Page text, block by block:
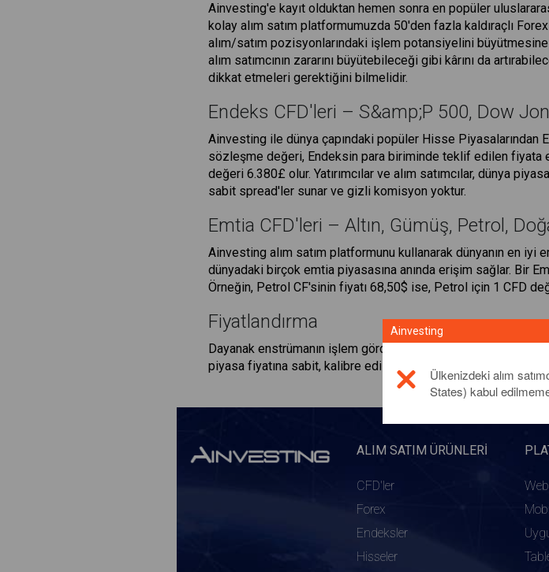
Ainvesting'e kayıt olduktan hemen sonra en popüler
kolay alım satım platformumuzda 50'den fazla kaldıraçlı Forex
alım/satım pozisyonlarındaki işlem potansiyelini büyütmesine
alım satımcının zararını büyütebileceği gibi kârını da
dikkat etmeleri gerektiğini bilmelidir.
Endeks CFD'leri – S&amp;P 500, Dow
Ainvesting ile dünya çapındaki popüler Hisse
sözleşme değeri, Endeksin para biriminde teklif edilen fiyata
değeri 6.380£ olur. Yatırımcılar ve alım satımcılar, dünya
sabit spread'ler sunar ve gizli komisyon yoktur.
Emtia CFD'leri – Altın, Gümüş, Petrol,
Ainvesting alım satım platformunu kullanarak dünyanın en iyi
dünyadaki birçok emtia piyasasına anında erişim sağlar. Bir
Örneğin, Petrol CF'sinin fiyatı 68,50$ ise, Petrol için 1 CFD
Fiyatlandırma
Dayanak enstrümanın işlem gördüğü piyasadan doğrudan
piyasa fiyatına sabit, kalibre edilmiş, küçük bir alım-satım primi
ALIM SATIM ÜRÜNLERI
CFD'ler
Forex
Endeksler
Hisseler
Ainvesting
Ülkenizdeki alım
States) kabul